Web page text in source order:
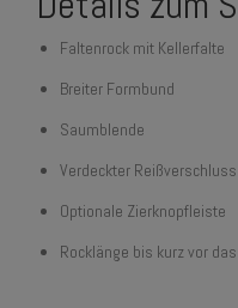
Faltenrock mit Kellerfalte
Breiter Formbund
Saumblende
Verdeckter
Optionale Zierknopfleiste
Rocklänge bis kurz vor